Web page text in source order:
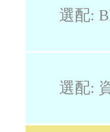
選配:
選配: 資